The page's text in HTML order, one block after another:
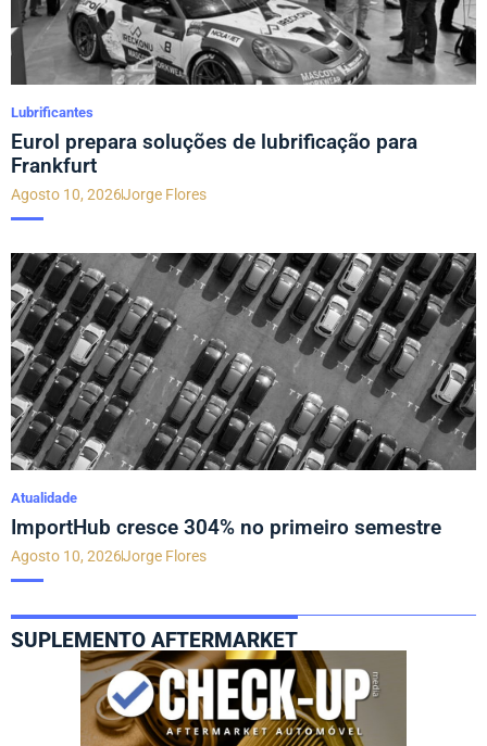
Lubrificantes
Eurol prepara soluções de lubrificação para
Frankfurt
Agosto 10, 2026Jorge Flores
Atualidade
ImportHub cresce 304% no primeiro semestre
Agosto 10, 2026Jorge Flores
SUPLEMENTO AFTERMARKET